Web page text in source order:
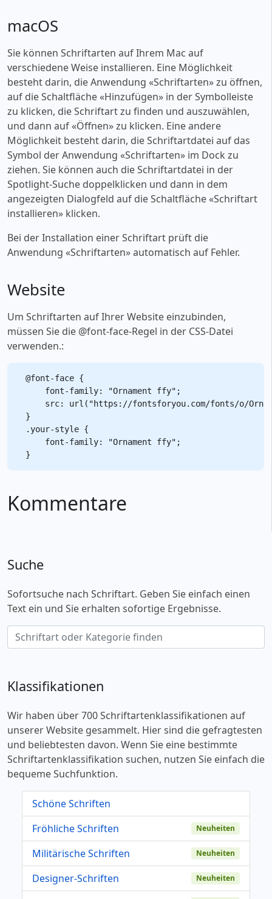
macOS
Sie können Schriftarten auf Ihrem Mac auf
verschiedene Weise installieren. Eine Möglichkeit
besteht darin, die Anwendung «‎Schriftarten» zu öffnen,
auf die Schaltfläche «‎Hinzufügen» in der Symbolleiste
zu klicken, die Schriftart zu finden und auszuwählen,
und dann auf «‎Öffnen» zu klicken. Eine andere
Möglichkeit besteht darin, die Schriftartdatei auf das
Symbol der Anwendung «‎Schriftarten» im Dock zu
ziehen. Sie können auch die Schriftartdatei in der
Spotlight-Suche doppelklicken und dann in dem
angezeigten Dialogfeld auf die Schaltfläche «‎Schriftart
installieren» klicken.
Bei der Installation einer Schriftart prüft die
Anwendung «‎Schriftarten» automatisch auf Fehler.
Website
Um Schriftarten auf Ihrer Website einzubinden,
müssen Sie die @font-face-Regel in der CSS-Datei
verwenden.:
@font-face {
    font-family: "Ornament ffy";
src: url("https://fontsforyou.com/fonts/o/
}
.your-style {
    font-family: "Ornament ffy";
Kommentare
Suche
Sofortsuche nach Schriftart. Geben Sie einfach einen
Text ein und Sie erhalten sofortige Ergebnisse.
Klassifikationen
Wir haben über 700 Schriftartenklassifikationen auf
unserer Website gesammelt. Hier sind die gefragtesten
und beliebtesten davon. Wenn Sie eine bestimmte
Schriftartenklassifikation suchen, nutzen Sie einfach die
bequeme Suchfunktion.
Schöne Schriften
Fröhliche Schriften
Neuheiten
Militärische Schriften Neuheiten
Designer-Schriften Neuheiten